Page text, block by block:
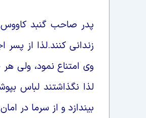
پدر صاحب گنبد
زندانى كنند.لذا از پسر
وى امتناع نمود، ولى
لذا نگذاشتند لباس
بيندازد و از سرما در